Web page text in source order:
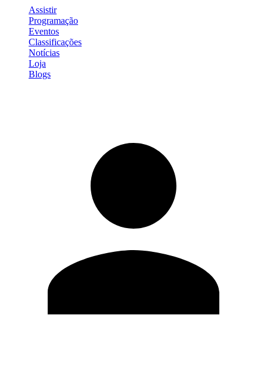
Assistir
Programação
Eventos
Classificações
Notícias
Loja
Blogs